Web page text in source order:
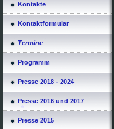
Kontakte
Kontaktformular
Termine
Programm
Presse 2018 - 2024
Presse 2016 und 2017
Presse 2015